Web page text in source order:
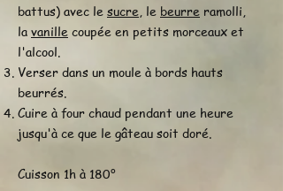
battus) avec le sucre , le beurre ramolli,
la vanille coupée en petits morceaux et
l'alcool.
Verser dans un moule à bords hauts
beurrés.
Cuire à four chaud pendant une heure
jusqu'à ce que le gâteau soit doré.
Cuisson 1h à 180°